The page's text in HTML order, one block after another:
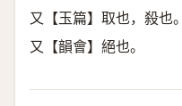
又【玉篇】取也，殺也。
又【韻會】絕也。